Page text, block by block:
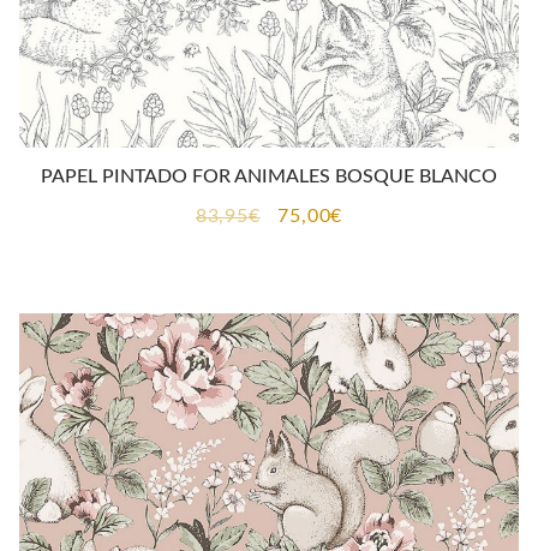
PAPEL PINTADO FOR ANIMALES BOSQUE BLANCO
83,95€
El
era:
83,95€.
75,00€
es:
75,00€.